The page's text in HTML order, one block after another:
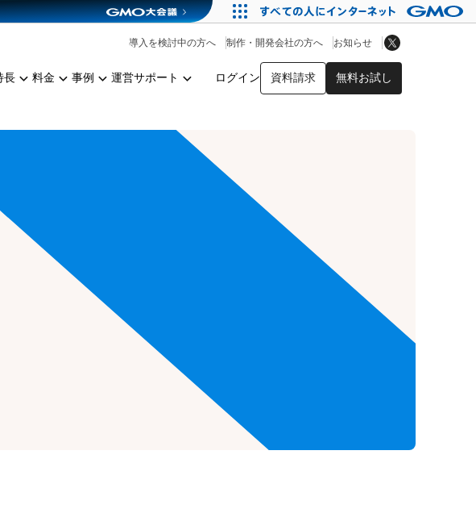
長 料金 事例 運営サポート ログイン 資料請求 無料お試し
導入を検討中の方へ 制作・開発会社の方へ お知らせ
アプリストア
ミュレーション
ニティイベントCarty